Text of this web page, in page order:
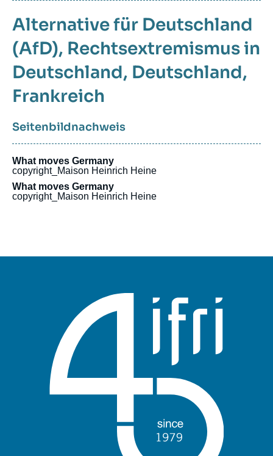
Alternative für Deutschland
(AfD) Rechtsextremismus in
Deutschland Deutschland
Frankreich
Seitenbildnachweis
What moves Germany
copyright_Maison Heinrich Heine
What moves Germany
copyright_Maison Heinrich Heine